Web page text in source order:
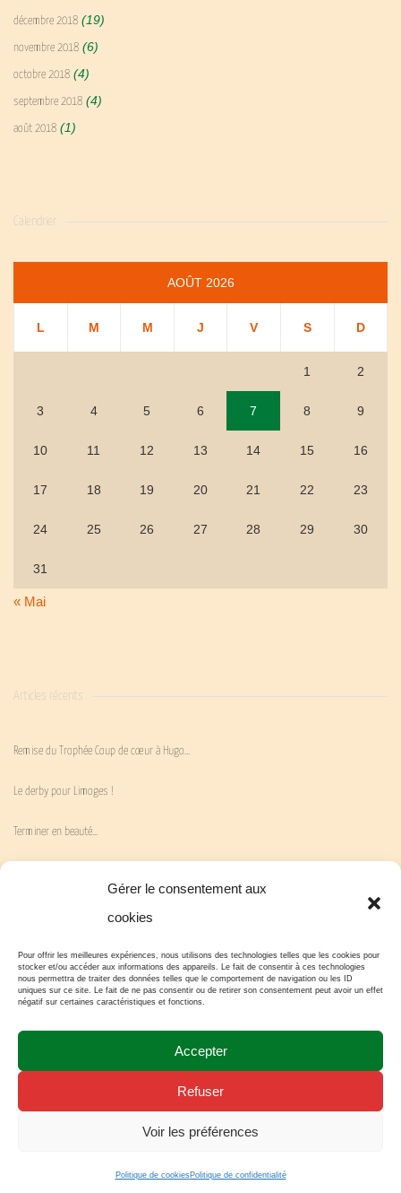
Gérer le consentement aux
cookies
Pour offrir les meilleures expériences, nous utilisons des technologies telles que les cookies pour
stocker et/ou accéder aux informations des appareils. Le fait de consentir à ces technologies
nous permettra de traiter des données telles que le comportement de navigation ou les ID
uniques sur ce site. Le fait de ne pas consentir ou de retirer son consentement peut avoir un effet
négatif sur certaines caractéristiques et fonctions.
Accepter
Refuser
Voir les préférences
Politique de cookiesPolitique de confidentialité
décembre 2018 (19)
novembre 2018 (6)
octobre 2018 (4)
septembre 2018 (4)
août 2018 (1)
Calendrier
AOÛT 2026
L M M J V S D
1 2
3 4 5 6 7 8 9
10 11 12 13 14 15 16
17 18 19 20 21 22 23
24 25 26 27 28 29 30
31
« Mai
Articles récents
Remise du Trophée Coup de cœur à Hugo…
Le derby pour Limoges !
Terminer en beauté…
« En Mai fait ce qu’il te plaît » !
Hugo est notre Joueur Coup de Cœur 2026 !
Une belle victoire !
15 avril 2026 – 15 avril 1993 = 33
Bonne réaction !
Nouvelle page…
Réalisation "Cercle des passionnés" -Mentions légales